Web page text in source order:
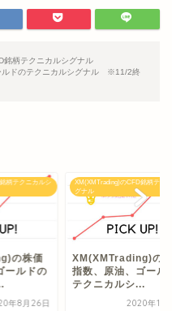
銘柄テクニカルシグナル
ルドのテクニカルシグナル ※11/2終
柄テクニカルシ
の株価
ールドの
年8月26日
XM(XMTrading)のCFD銘柄テク
グナル
XM(XMTrading)の
指数、原油、ゴール
テクニカルシ...
2020年11